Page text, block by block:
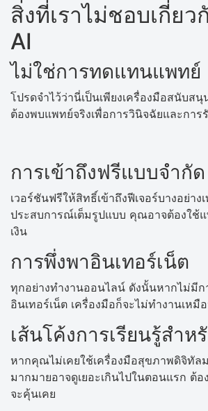
สิ่งที่เราไม่ชอบเกี่ยว
AI
ไม่ใช่การทดแทนแพทย์
โปรดจำไว้ว่านี่เป็นเพียงเครื่องมือสนับส
ต้องพบแพทย์จริงเพื่อการวินิจฉัยและการ
การเข้าถึงฟรีแบบจำกัด
เวอร์ชันฟรีให้สิทธิ์เข้าถึงฟีเจอร์บางอย่า
ประสบการณ์เต็มรูปแบบ คุณอาจต้องใช้แ
เงิน
การพึ่งพาอินเทอร์เน็ต
ทุกอย่างทำงานออนไลน์ ดังนั้นหากไม่มีก
อินเทอร์เน็ต เครื่องมือก็จะไม่ทำงานเหมื
เส้นโค้งการเรียนรู้สำห
หากคุณไม่เคยใช้เครื่องมือสุขภาพดิจิทัล
มากมายอาจดูเยอะเกินไปในตอนแรก ต้อ
จะคุ้นเคย